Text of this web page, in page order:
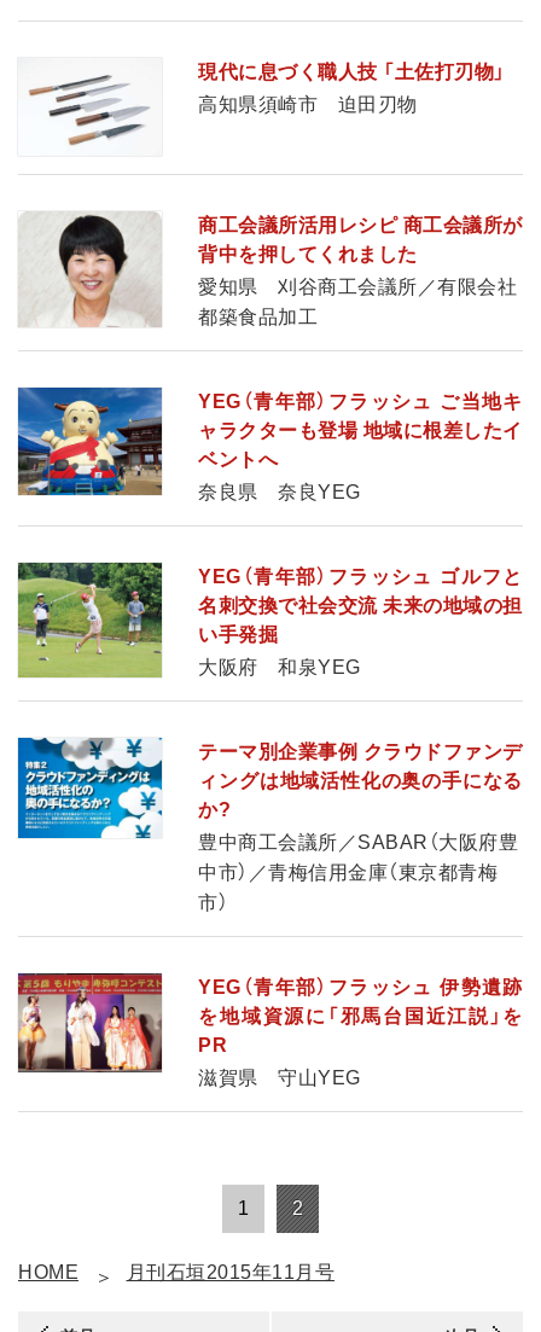
現代に息づく職人技 「土佐打刃物」
高知県須崎市 迫田刃物
商工会議所活用レシピ 商工会議所が
背中を押してくれました
愛知県 刈谷商工会議所／有限会社
都築食品加工
YEG（青年部）フラッシュ ご当地キ
ャラクターも登場 地域に根差したイ
ベントへ
奈良県 奈良YEG
YEG（青年部）フラッシュ ゴルフと
名刺交換で社会交流 未来の地域の担
い手発掘
大阪府 和泉YEG
テーマ別企業事例 クラウドファンデ
ィングは地域活性化の奥の手になる
か?
豊中商工会議所／SABAR（大阪府豊
中市）／青梅信用金庫（東京都青梅
市）
YEG（青年部）フラッシュ 伊勢遺跡
を地域資源に「邪馬台国近江説」を
PR
滋賀県 守山YEG
1 2
HOME 月刊石垣2015年11月号